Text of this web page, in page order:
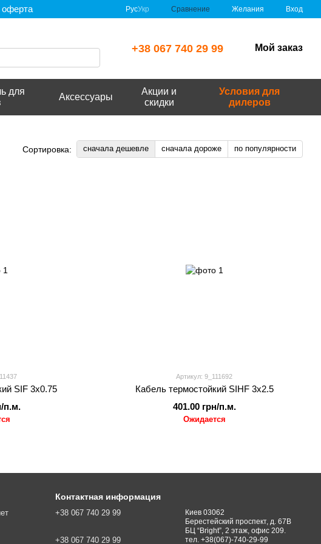
оферта
РусУкр Сравнение Желания Вход
+38 067 740 29 99 Мой заказ
для
Аксессуары
Акции и
скидки
Условия для
дилеров
Сортировка: сначала дешевле сначала дороже по популярности
SIF 3x0.75
п.м.
Артикул: 9_111692
Кабель термостойкий SIHF 3x2.5
401.00 грн/п.м.
Ожидается
Контактная информация
+38 067 740 29 99
+38 067 740 29 99
Киев 03062
Берестейский проспект, д. 67В
БЦ “Bright”, 2 этаж, офис 209.
тел. +38(067)-740-29-99